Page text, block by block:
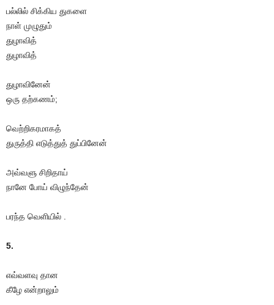
பல்லில் சிக்கிய துகளை
நாள் முழுதும்
துழாவித்
துழாவித்
துழாவினேன்
ஒரு தற்கணம்;
வெற்றிகரமாகத்
துருத்தி எடுத்துத் துப்பினேன்
அவ்வளு சிறிதாய்
நானே போய் விழுந்தேன்
பரந்த வெளியில் .
5.
எவ்வளவு தான
கீழே என்றாலும்